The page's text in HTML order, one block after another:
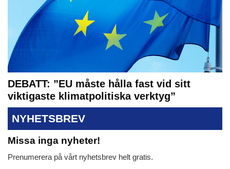
DEBATT: ”EU måste hålla fast vid sitt
viktigaste klimatpolitiska verktyg”
NYHETSBREV
Missa inga nyheter!
Prenumerera på vårt nyhetsbrev helt gratis.